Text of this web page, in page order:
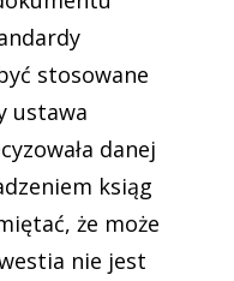
stosowane
ustawa
danej
ksiąg
że może
nie jest